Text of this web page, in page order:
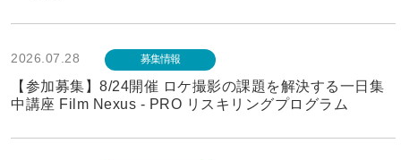
2026.07.28 募集情報
【参加募集】8/24開催 ロケ撮影の課題を解決する一日集
中講座 Film Nexus - PRO リスキリングプログラム